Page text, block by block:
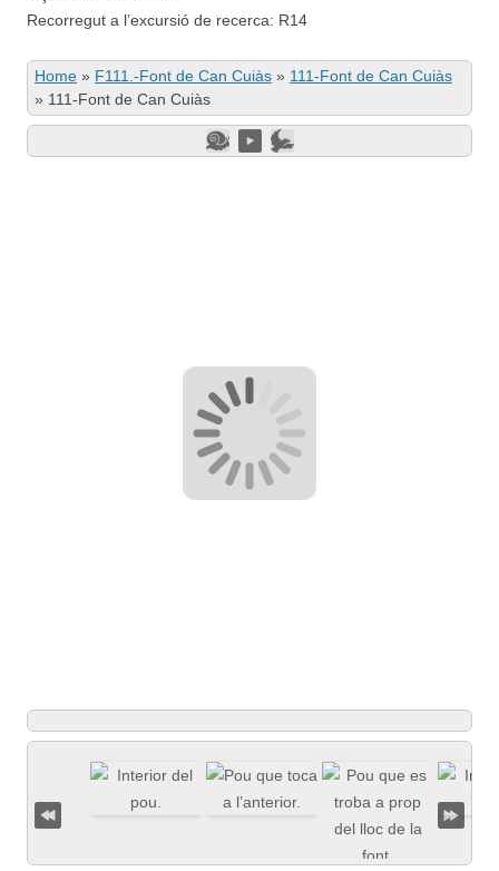
Recorregut a l’excursió de recerca: R14
Home » F111.-Font de Can Cuiàs » 111-Font de Can Cuiàs
» 111-Font de Can Cuiàs